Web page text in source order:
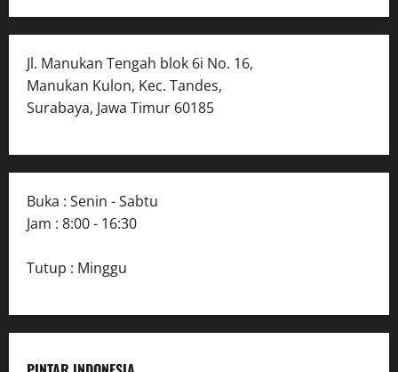
Jl. Manukan Tengah blok 6i No. 16,
Manukan Kulon, Kec. Tandes,
Surabaya, Jawa Timur 60185
Buka : Senin - Sabtu
Jam : 8:00 - 16:30
Tutup : Minggu